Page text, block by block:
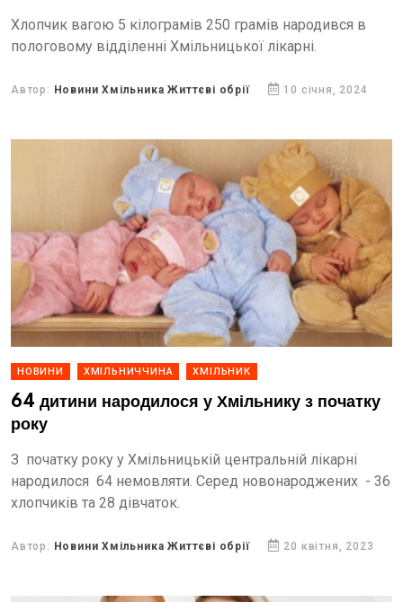
Хлопчик вагою 5 кілограмів 250 грамів народився в
пологовому відділенні Хмільницької лікарні.
Автор: Новини Хмільника Життєві обрії 10 січня, 2024
НОВИНИ ХМІЛЬНИЧЧИНА ХМІЛЬНИК
64 дитини народилося у Хмільнику з початку
року
З початку року у Хмільницькій центральній лікарні
народилося 64 немовляти. Серед новонароджених - 36
хлопчиків та 28 дівчаток.
Автор: Новини Хмільника Життєві обрії 20 квітня, 2023